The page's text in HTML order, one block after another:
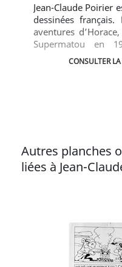
Jean-Claude Poirier
dessinées
aventures
Supermatou en
mémoires
accompagnera
CONSULTER
Autres planches
liées à Jean-